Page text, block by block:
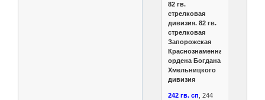
82 гв.
стрелковая
дивизия. 82 гв.
стрелковая
Запорожская
Краснознаменная
ордена Богдана
Хмельницкого
дивизия
242 гв. сп, 244